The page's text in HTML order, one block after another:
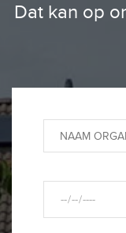
Dat kan op